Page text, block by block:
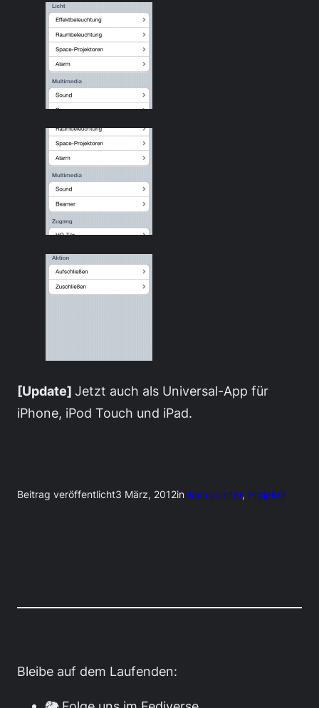
[Update] Jetzt auch als Universal-App für
iPhone, iPod Touch und iPad.
Beitrag veröffentlicht3 März, 2012inHackquarter, Projekte
Bleibe auf dem Laufenden: